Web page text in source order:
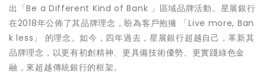
出「Be a Different Kind of Bank 」區域品牌活動。星展銀行
在2018年公佈了其品牌理念，盼為客戶抱擁 「Live more, Ban
k less」 的理念。如今，四年過去，星展銀行超越自己，革新其
品牌理念，以更有初創精神、更具備技術優勢、更實踐綠色金
融，來超越傳統銀行的框架。